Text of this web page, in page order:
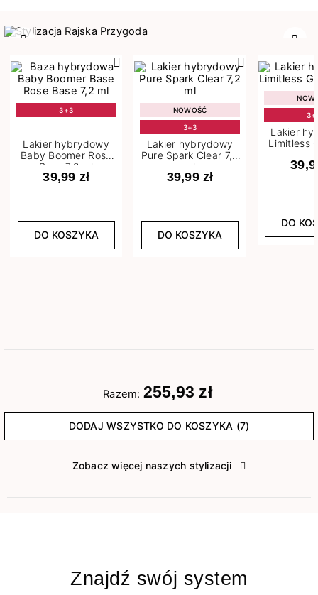
3+3
Lakier hybrydowy
Baby Boomer Rose
Base 7,2 ml
39,99 zł
DO KOSZYKA
NOWOŚĆ
3+3
Lakier hybrydowy
Pure Spark Clear 7,2
ml
39,99 zł
DO KOSZYKA
Lakier
Limitless
DO
Razem: 255,93 zł
DODAJ WSZYSTKO DO KOSZYKA (7)
Zobacz więcej naszych stylizacji
Znajdź swój system